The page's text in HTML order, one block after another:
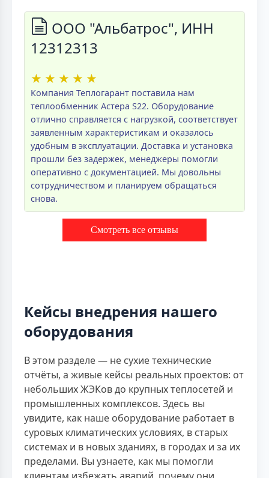
ООО "Альбатрос", ИНН
12312313
★ ★ ★ ★ ★
Компания Теплогарант поставила нам
теплообменник Астера S22. Оборудование
отлично справляется с нагрузкой, соответствует
заявленным характеристикам и оказалось
удобным в эксплуатации. Доставка и установка
прошли без задержек, менеджеры помогли
оперативно с документацией. Мы довольны
сотрудничеством и планируем обращаться
снова.
Смотреть все отзывы
Кейсы внедрения нашего
оборудования
В этом разделе — не сухие технические
отчёты, а живые кейсы реальных проектов: от
небольших ЖЭКов до крупных теплосетей и
промышленных комплексов. Здесь вы
увидите, как наше оборудование работает в
суровых климатических условиях, в старых
системах и в новых зданиях, в городах и за их
пределами. Вы узнаете, как мы помогли